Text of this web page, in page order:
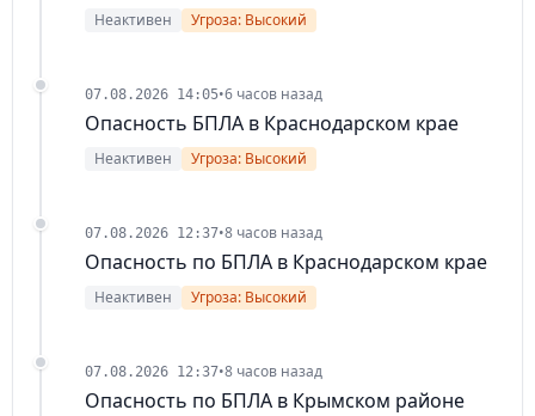
Неактивен Угроза: Высокий
07.08.2026 14:05•6 часов назад
Опасность БПЛА в Краснодарском крае
Неактивен Угроза: Высокий
07.08.2026 12:37•8 часов назад
Опасность по БПЛА в Краснодарском крае
Неактивен Угроза: Высокий
07.08.2026 12:37•8 часов назад
Опасность по БПЛА в Крымском районе